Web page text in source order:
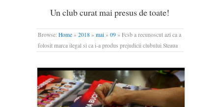
Un club curat mai presus de toate!
Browse: Home » 2018 » mai » 09 » Fcsb a recunoscut azi ca a
folosit marca ilegal si ca i-a produs prejudicii clubului Steaua